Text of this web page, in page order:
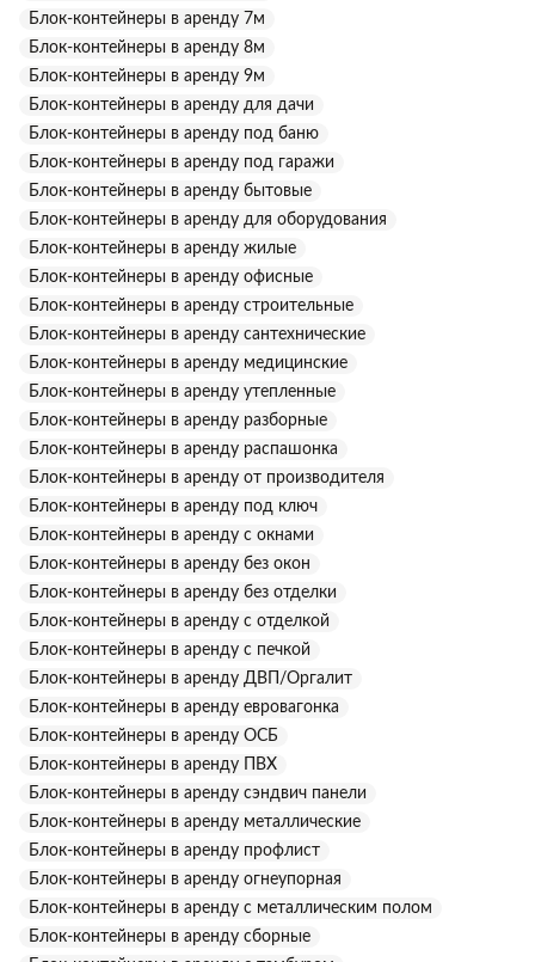
Блок-контейнеры в аренду 7м
Блок-контейнеры в аренду 8м
Блок-контейнеры в аренду 9м
Блок-контейнеры в аренду для дачи
Блок-контейнеры в аренду под баню
Блок-контейнеры в аренду под гаражи
Блок-контейнеры в аренду бытовые
Блок-контейнеры в аренду для оборудования
Блок-контейнеры в аренду жилые
Блок-контейнеры в аренду офисные
Блок-контейнеры в аренду строительные
Блок-контейнеры в аренду сантехнические
Блок-контейнеры в аренду медицинские
Блок-контейнеры в аренду утепленные
Блок-контейнеры в аренду разборные
Блок-контейнеры в аренду распашонка
Блок-контейнеры в аренду от производителя
Блок-контейнеры в аренду под ключ
Блок-контейнеры в аренду с окнами
Блок-контейнеры в аренду без окон
Блок-контейнеры в аренду без отделки
Блок-контейнеры в аренду с отделкой
Блок-контейнеры в аренду с печкой
Блок-контейнеры в аренду ДВП/Оргалит
Блок-контейнеры в аренду евровагонка
Блок-контейнеры в аренду ОСБ
Блок-контейнеры в аренду ПВХ
Блок-контейнеры в аренду сэндвич панели
Блок-контейнеры в аренду металлические
Блок-контейнеры в аренду профлист
Блок-контейнеры в аренду огнеупорная
Блок-контейнеры в аренду с металлическим полом
Блок-контейнеры в аренду сборные